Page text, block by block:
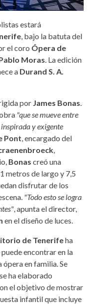
estará
, bajo la batuta del
el coro Ópera de
Moras. La edición
a Durand S. A.
por James Bonas.
"que se mueve entre
y exigente
Pont, encargado del
,
Bonas creó una
metros de largo y 7,5
disfrutar de los
"Todo esto se logra
, apunta el director,
en el diseño de luces.
de Tenerifeha
encontrar en la
en familia. Se
ha elaborado
el objetivo de mostrar
infantil que incluye